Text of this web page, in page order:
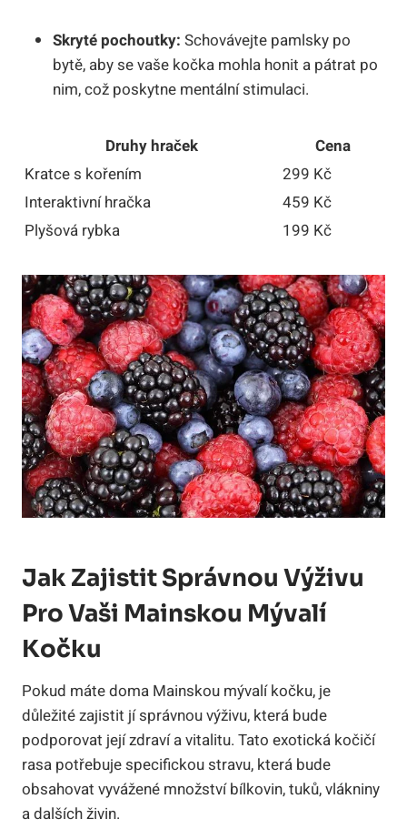
Skryté pochoutky: Schovávejte pamlsky po
bytě, aby se vaše kočka mohla honit a pátrat po
nim, což poskytne mentální stimulaci.
Druhy hraček
Cena
Kratce s kořením
299 Kč
Interaktivní hračka
459 Kč
Plyšová rybka
199 Kč
Jak Zajistit Správnou Výživu
Pro Vaši Mainskou Mývalí
Kočku
Pokud máte doma Mainskou mývalí kočku, je
důležité zajistit jí správnou výživu, která bude
podporovat její zdraví a vitalitu. Tato exotická kočičí
rasa potřebuje specifickou stravu, která bude
obsahovat vyvážené množství bílkovin, tuků, vlákniny
a dalších živin.